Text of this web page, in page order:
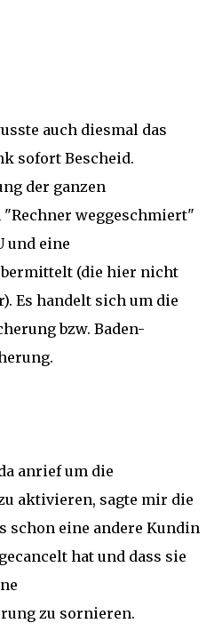
auch diesmal das
sofort Bescheid.
der ganzen
"Rechner weggeschmiert"
und eine
(die hier nicht
Es handelt sich um die
bzw. Baden-
anrief um die
aktivieren, sagte mir die
schon eine andere Kundin
hat und dass sie
zu sornieren.